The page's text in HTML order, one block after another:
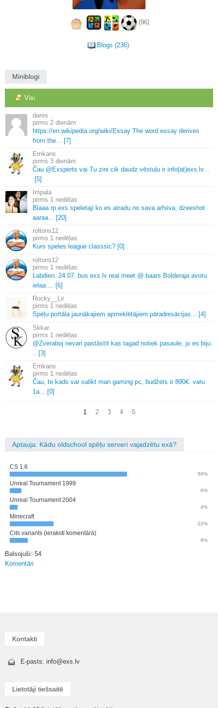
(96)
Blogs (236)
Miniblogi
Visi
dares
2 dienām
https://en. wikipedia. org/wiki/Essay The word essay derives
from the.
[7]
Emkans
3 dienām
Čau @Exsperts vai Tu zini cik daudz vēstuļu ir info(at)exs. lv.
[5]
Impala
1 nedēļas
Blaaa rp. exs speletaji ko es atradu no sava arhiiva, dzeeshot
aaraa.
[20]
roltons12
1 nedēļas
Kurs speles league classsic? [0]
roltons12
1 nedēļas
Labdien. 24. 07. bus exs. lv real meet @ baars Bolderaja avotu
ielaa.
[6]
Rocky__Lv
1 nedēļas
Spēļu portāla jaunākajiem apmeklētājiem pāradresācijas.
[4]
Skkar.
1 nedēļas
@Zveraboj nevari pastāstīt kas tagad notiek pasaule, jo es biju.
[3]
Emkans
1 nedēļas
Čau, te kads var salikt man gaming pc, budžets ir 890€. varu
1a.
[0]
1 2 3 4 5
Aptauja: Kādu oldschool spēļu serveri vajadzētu exā?
CS 1.6
59%
Unreal Tournament 1999
6%
Unreal Tournament 2004
4%
Minecraft
22%
Cits variants (ieraksti komentārā)
9%
Balsojuši: 54
Komentāri
Kontakti
E-pasts: info@exs.lv
Lietotāji tiešsaitē